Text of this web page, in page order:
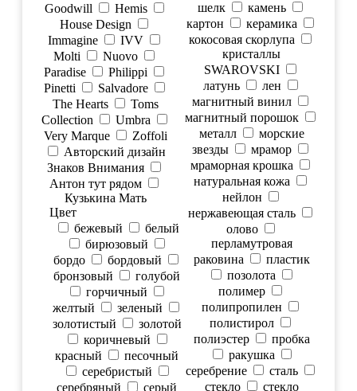
шелк
камень
картон
керамика
кокосовая скорлупа
кристаллы
SWAROVSKI
латунь
лен
магнитный винил
магнитный порошок
металл
морские
звезды
мрамор
мраморная крошка
натуральная кожа
нейлон
нержавеющая сталь
олово
перламутровая
раковина
пластик
позолота
полимер
полипропилен
полистирол
полиэстер
пробка
ракушка
серебрение
сталь
стекло
стекло
Goodwill
Hemis
House Design
Immagine
IVV
Molti
Nuovo
Paradise
Philippi
Pinetti
Salvadore
The Hearts
Toms
Collection
Umbra
Very Marque
Zoffoli
Авторский дизайн
Знаков Внимания
Антон тут рядом
Кузькина Мать
Цвет
бежевый
белый
бирюзовый
бордо
бордовый
бронзовый
голубой
горчичный
желтый
зеленый
золотистый
золотой
коричневый
красный
песочный
серебристый
серебряный
серый